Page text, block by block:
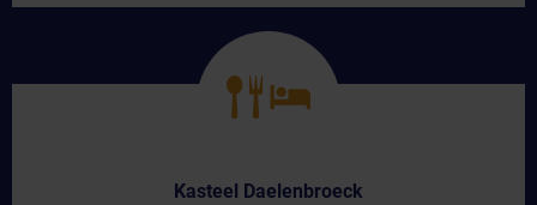
Kasteel Daelenbroeck